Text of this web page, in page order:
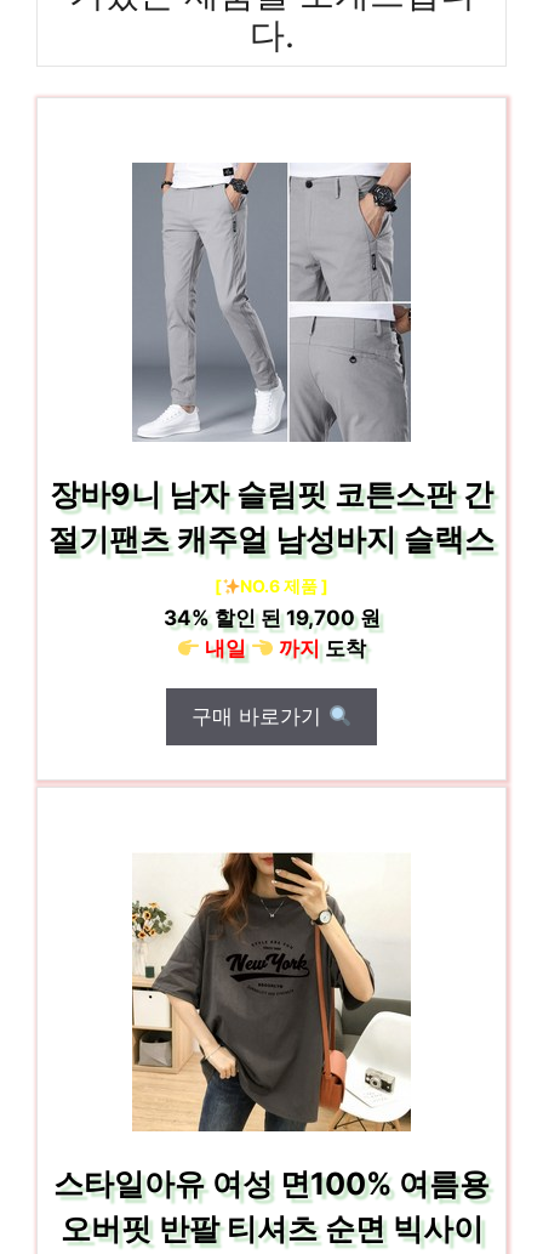
다.
장바9니 남자 슬림핏 코튼스판 간
절기팬츠 캐주얼 남성바지 슬랙스
[ NO.6 제품 ]
34%할인 된19,700 원
내일
까지도착
구매 바로가기
스타일아유 여성 면100% 여름용
오버핏 반팔 티셔츠 순면 빅사이